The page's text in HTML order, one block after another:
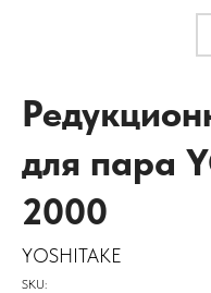
для пара
2000
YOSHITAKE
SKU: